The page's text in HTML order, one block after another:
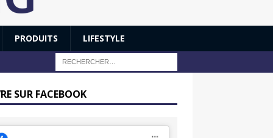
PRODUITS LIFESTYLE
SUR FACEBOOK